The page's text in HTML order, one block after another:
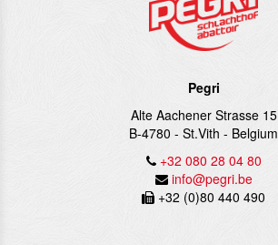
Pegri
Alte Aachener Strasse 15
B-4780 - St.Vith - Belgium
+32 080 28 04 80
info@pegri.be
+32 (0)80 440 490